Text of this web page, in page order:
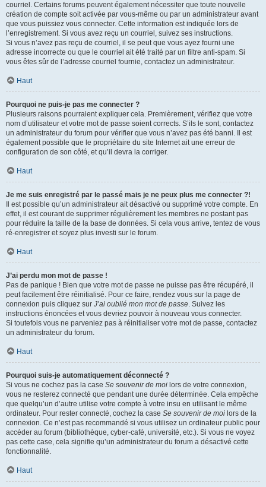
courriel. Certains forums peuvent également nécessiter que toute nouvelle
création de compte soit activée par vous-même ou par un administrateur avant
que vous puissiez vous connecter. Cette information est indiquée lors de
l’enregistrement. Si vous avez reçu un courriel, suivez ses instructions.
Si vous n’avez pas reçu de courriel, il se peut que vous ayez fourni une
adresse incorrecte ou que le courriel ait été traité par un filtre anti-spam. Si
vous êtes sûr de l’adresse courriel fournie, contactez un administrateur.
Haut
Pourquoi ne puis-je pas me connecter ?
Plusieurs raisons pourraient expliquer cela. Premièrement, vérifiez que votre
nom d’utilisateur et votre mot de passe soient corrects. S’ils le sont, contactez
un administrateur du forum pour vérifier que vous n’avez pas été banni. Il est
également possible que le propriétaire du site Internet ait une erreur de
configuration de son côté, et qu’il devra la corriger.
Haut
Je me suis enregistré par le passé mais je ne peux plus me connecter ?!
Il est possible qu’un administrateur ait désactivé ou supprimé votre compte. En
effet, il est courant de supprimer régulièrement les membres ne postant pas
pour réduire la taille de la base de données. Si cela vous arrive, tentez de vous
ré-enregistrer et soyez plus investi sur le forum.
Haut
J’ai perdu mon mot de passe !
Pas de panique ! Bien que votre mot de passe ne puisse pas être récupéré, il
peut facilement être réinitialisé. Pour ce faire, rendez vous sur la page de
connexion puis cliquez sur J’ai oublié mon mot de passe. Suivez les
instructions énoncées et vous devriez pouvoir à nouveau vous connecter.
Si toutefois vous ne parveniez pas à réinitialiser votre mot de passe, contactez
un administrateur du forum.
Haut
Pourquoi suis-je automatiquement déconnecté ?
Si vous ne cochez pas la case Se souvenir de moi lors de votre connexion,
vous ne resterez connecté que pendant une durée déterminée. Cela empêche
que quelqu’un d’autre utilise votre compte à votre insu en utilisant le même
ordinateur. Pour rester connecté, cochez la case Se souvenir de moi lors de la
connexion. Ce n’est pas recommandé si vous utilisez un ordinateur public pour
accéder au forum (bibliothèque, cyber-café, université, etc.). Si vous ne voyez
pas cette case, cela signifie qu’un administrateur du forum a désactivé cette
fonctionnalité.
Haut